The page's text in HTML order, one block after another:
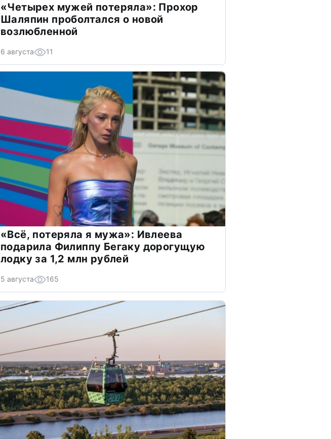
«Четырех мужей потеряла»: Прохор
Шаляпин проболтался о новой
возлюбленной
6 августа 11
«Всё, потеряла я мужа»: Ивлеева
подарила Филиппу Бегаку дорогущую
лодку за 1,2 млн рублей
5 августа 165